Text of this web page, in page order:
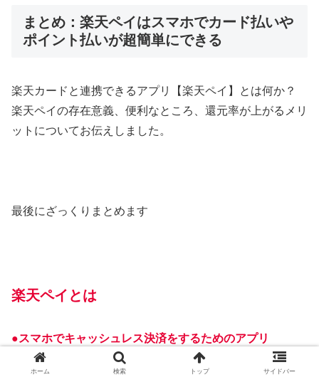
まとめ：楽天ペイはスマホでカード払いや
ポイント払いが超簡単にできる
楽天カードと連携できるアプリ【楽天ペイ】とは何か？
楽天ペイの存在意義、便利なところ、還元率が上がるメリ
ットについてお伝えしました。
最後にざっくりまとめます
楽天ペイとは
●スマホでキャッシュレス決済をするためのアプリ
●アプリに支払元を登録して、自分の好きな決済方法を選
べる。
ホーム 検索 トップ サイドバー